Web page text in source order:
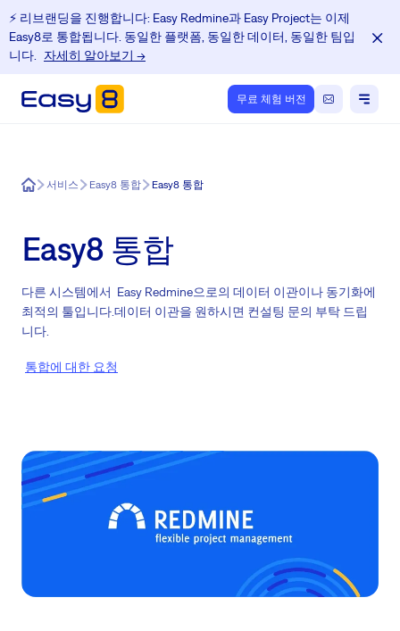
⚡️ 리브랜딩을 진행합니다: Easy Redmine과 Easy Project는 이제
Easy8로 통합됩니다. 동일한 플랫폼, 동일한 데이터, 동일한 팀입
니다.
자세히 알아보기 →
무료 체험 버전
Easy8서비스 Easy8 통합 Easy8 통합
Easy8 통합
다른 시스템에서 Easy Redmine으로의 데이터 이관이나 동기화에
최적의 툴입니다.데이터 이관을 원하시면 컨설팅 문의 부탁 드립
니다.
통합에 대한 요청